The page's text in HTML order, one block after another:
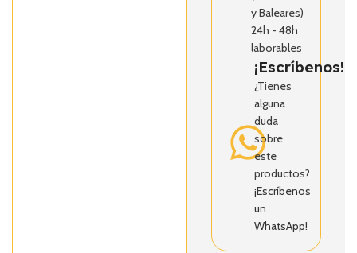
y Baleares)
24h - 48h
laborables
¡Escríbenos!
¿Tienes
alguna
duda
sobre
este
productos?
¡Escríbenos
un
WhatsApp!